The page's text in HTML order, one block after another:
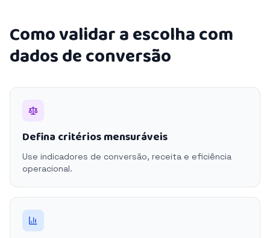
Como validar a escolha com
dados de conversão
Defina critérios mensuráveis
Use indicadores de conversão, receita e eficiência
operacional.